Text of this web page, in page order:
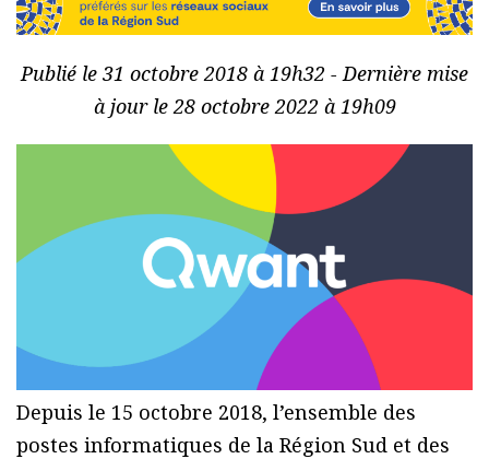
Publié le 31 octobre 2018 à 19h32 - Dernière mise
à jour le 28 octobre 2022 à 19h09
Depuis le 15 octobre 2018, l’ensemble des
postes informatiques de la Région Sud et des